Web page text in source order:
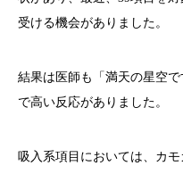
受ける機会がありました。
結果は医師も「満天の星空
で高い反応がありました。
吸入系項目においては、カ